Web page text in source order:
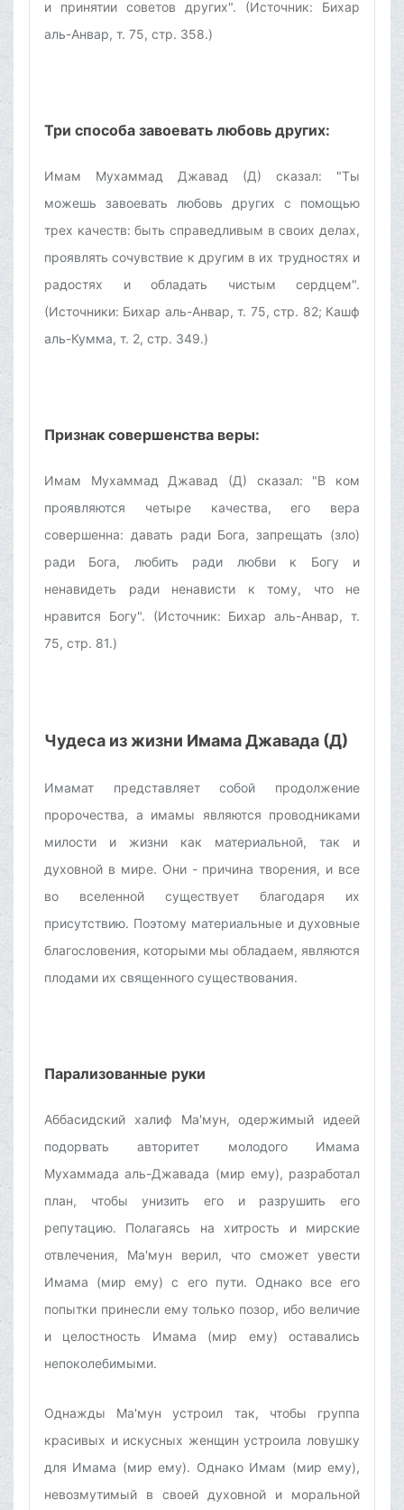
и принятии советов других". (Источник: Бихар
аль-Анвар, т. 75, стр. 358.)
Три способа завоевать любовь других:
Имам Мухаммад Джавад (Д) сказал: "Ты
можешь завоевать любовь других с помощью
трех качеств: быть справедливым в своих делах,
проявлять сочувствие к другим в их трудностях и
радостях и обладать чистым сердцем".
(Источники: Бихар аль-Анвар, т. 75, стр. 82; Кашф
аль-Кумма, т. 2, стр. 349.)
Признак совершенства веры:
Имам Мухаммад Джавад (Д) сказал: "В ком
проявляются четыре качества, его вера
совершенна: давать ради Бога, запрещать (зло)
ради Бога, любить ради любви к Богу и
ненавидеть ради ненависти к тому, что не
нравится Богу". (Источник: Бихар аль-Анвар, т.
75, стр. 81.)
Чудеса из жизни Имама Джавада (Д)
Имамат представляет собой продолжение
пророчества, а имамы являются проводниками
милости и жизни как материальной, так и
духовной в мире. Они - причина творения, и все
во вселенной существует благодаря их
присутствию. Поэтому материальные и духовные
благословения, которыми мы обладаем, являются
плодами их священного существования.
Парализованные руки
Аббасидский халиф Ма'мун, одержимый идеей
подорвать авторитет молодого Имама
Мухаммада аль-Джавада (мир ему), разработал
план, чтобы унизить его и разрушить его
репутацию. Полагаясь на хитрость и мирские
отвлечения, Ма'мун верил, что сможет увести
Имама (мир ему) с его пути. Однако все его
попытки принесли ему только позор, ибо величие
и целостность Имама (мир ему) оставались
непоколебимыми.
Однажды Ма'мун устроил так, чтобы группа
красивых и искусных женщин устроила ловушку
для Имама (мир ему). Однако Имам (мир ему),
невозмутимый в своей духовной и моральной